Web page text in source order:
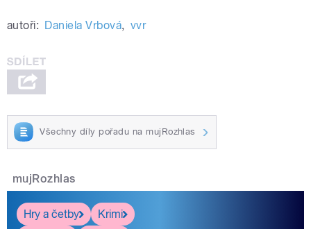
autoři: Daniela Vrbová, vvr
Všechny díly pořadu na mujRozhlas
mujRozhlas
Hry a četby Krimi